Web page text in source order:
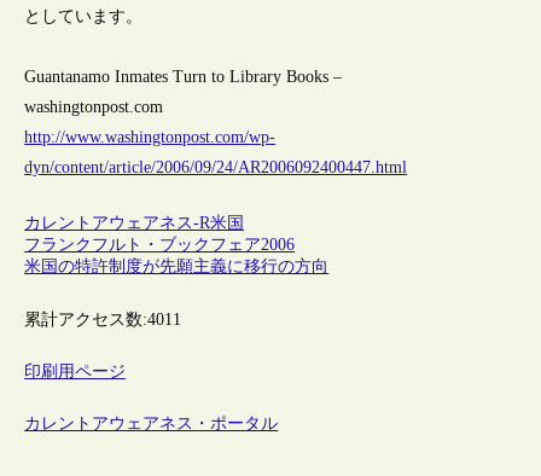
としています。
Guantanamo Inmates Turn to Library Books –
washingtonpost.com
http://www.washingtonpost.com/wp-
dyn/content/article/2006/09/24/AR2006092400447.html
カレントアウェアネス-R米国
フランクフルト・ブックフェア2006
米国の特許制度が先願主義に移行の方向
累計アクセス数:4011
印刷用ページ
カレントアウェアネス・ポータル